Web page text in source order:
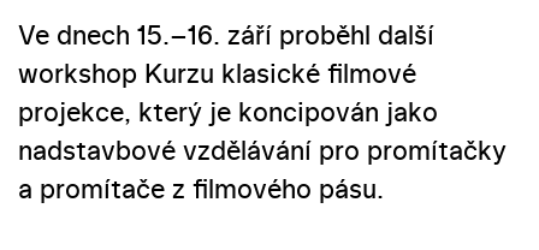
Ve dnech 15.–16. září proběhl další
workshop Kurzu klasické filmové
projekce, který je koncipován jako
nadstavbové vzdělávání pro promítačky
a promítače z filmového pásu.